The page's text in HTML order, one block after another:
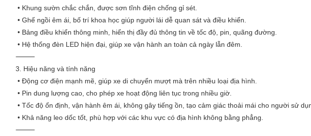
• Khung sườn chắc chắn, được sơn tĩnh điện chống gỉ sét.
• Ghế ngồi êm ái, bố trí khoa học giúp người lái dễ quan sát và điều khiển.
• Bảng điều khiển thông minh, hiển thị đầy đủ thông tin về tốc độ, pin, quãng đường.
• Hệ thống đèn LED hiện đại, giúp xe vận hành an toàn cả ngày lẫn đêm.
⸻
3. Hiệu năng và tính năng
• Động cơ điện mạnh mẽ, giúp xe di chuyển mượt mà trên nhiều loại địa hình.
• Pin dung lượng cao, cho phép xe hoạt động liên tục trong nhiều giờ.
• Tốc độ ổn định, vận hành êm ái, không gây tiếng ồn, tạo cảm giác thoải mái cho người sử
• Khả năng leo dốc tốt, phù hợp với các khu vực có địa hình không bằng phẳng.
⸻